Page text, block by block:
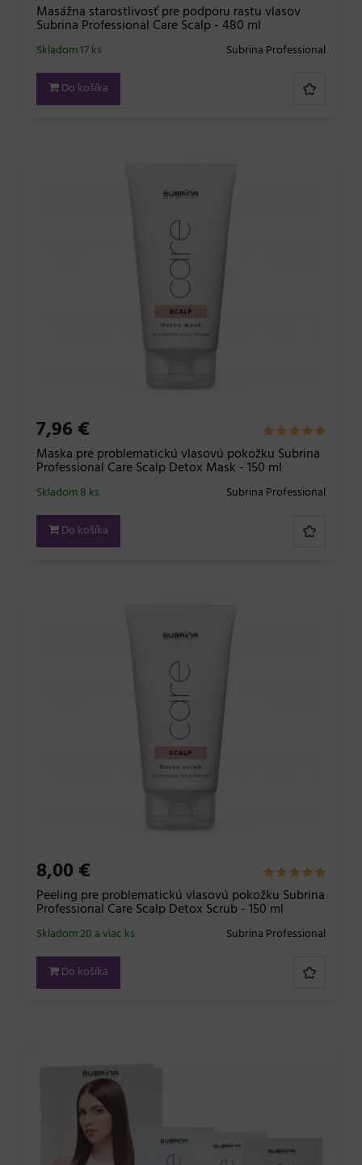
Masážna starostlivosť pre podporu rastu vlasov
Subrina Professional Care Scalp - 480 ml
Subrina Professional
Skladom 17 ks
Do košíka
7,96 €
Maska pre problematickú vlasovú pokožku Subrina
Professional Care Scalp Detox Mask - 150 ml
Subrina Professional
Skladom 8 ks
Do košíka
8,00 €
Peeling pre problematickú vlasovú pokožku Subrina
Professional Care Scalp Detox Scrub - 150 ml
Subrina Professional
Skladom 20 a viac ks
Do košíka